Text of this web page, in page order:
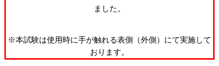
ました。
※本試験は使用時に手が触れる表側（外側）にて実施して
おります。